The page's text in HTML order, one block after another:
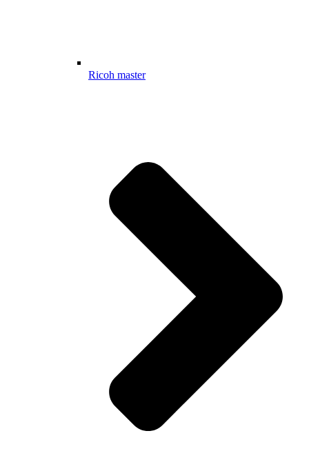
Ricoh master